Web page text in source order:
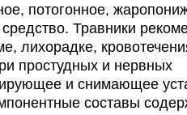
потогонное,
Травники
лихорадке,
простудных и нервных
и снимающее
составы